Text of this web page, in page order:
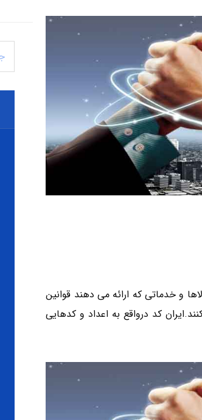
و خدماتی که ارائه می دهند قوانین
کد درواقع به اعداد و کدهایی